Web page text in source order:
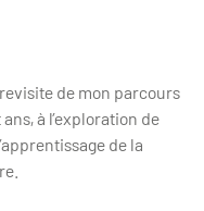
de mon parcours
à l’exploration de
de la